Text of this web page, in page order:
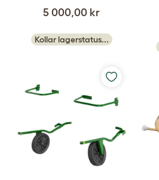
5 000,00 kr
Kollar lagerstatus...